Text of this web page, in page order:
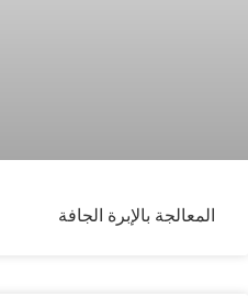
المعالجة بالإبرة الجافة